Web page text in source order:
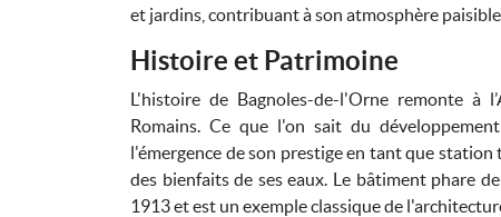
et jardins, contribuant à son atmosphère
Histoire et Patrimoine
L'histoire de Bagnoles-de-l'Orne remonte à
Romains. Ce que l'on sait du
l'émergence de son prestige en tant que
des bienfaits de ses eaux. Le bâtiment phare
1913 et est un exemple classique de